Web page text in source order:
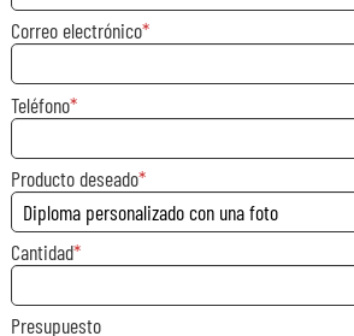
Correo electrónico
Teléfono
Producto deseado
Cantidad
Presupuesto